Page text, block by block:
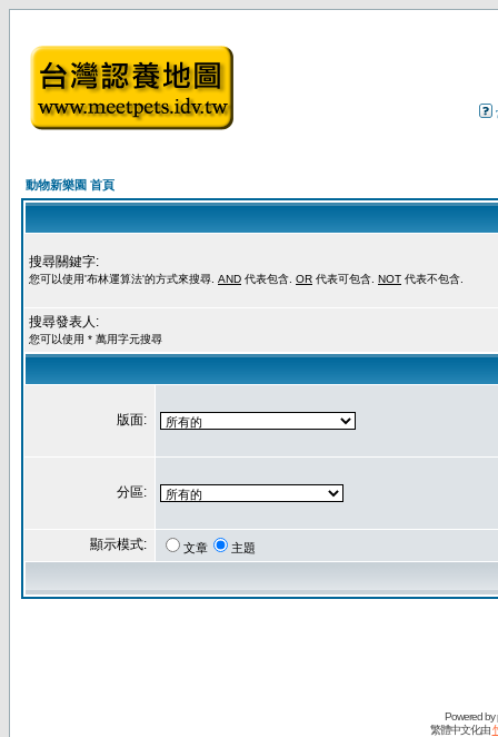
動物新樂園 首頁
搜尋關鍵字:
您可以使用'布林運算法'的方式來搜尋. AND 代表包含. OR 代表可包含. NOT 代表不包含.
搜尋發表人:
您可以使用 * 萬用字元搜尋
版面:
分區:
顯示模式: 文章 主題
Powered by
繁體中文化由